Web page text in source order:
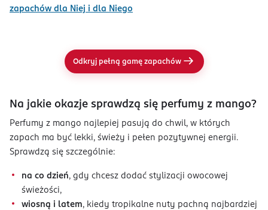
zapachów dla Niej i dla Niego
Odkryj pełną gamę zapachów
Na jakie okazje sprawdzą się perfumy z mango?
Perfumy z mango najlepiej pasują do chwil, w których
zapach ma być lekki, świeży i pełen pozytywnej energii.
Sprawdzą się szczególnie:
na co dzień, gdy chcesz dodać stylizacji owocowej
świeżości,
wiosną i latem, kiedy tropikalne nuty pachną najbardziej